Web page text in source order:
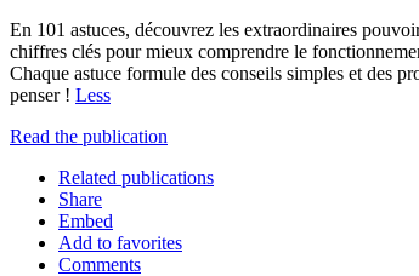
En 101 astuces, découvrez les extraordinaires
chiffres clés pour mieux comprendre le
Chaque astuce formule des conseils simples et des
penser ! Less
Read the publication
Related publications
Share
Embed
Add to favorites
Comments